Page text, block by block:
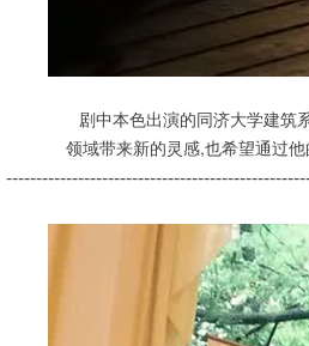
剧中本色出演的同济大学建筑
领域带来新的灵感,也希望通过